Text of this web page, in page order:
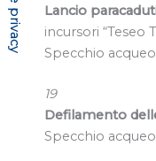
Lancio
incursori “Teseo
Specchio
19
Defilamento
Specchio